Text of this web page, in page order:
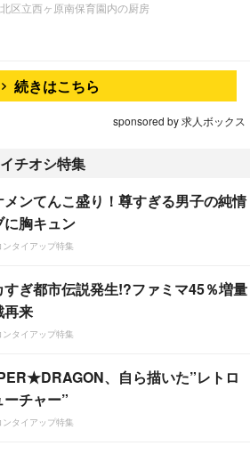
区立西ヶ原南保育園内の厨房
続きはこちら
sponsored by 求人ボックス
チオシ特集
メンてんこ盛り！尊すぎる男子の純情
に胸キュン
ンタイアップ特集
すぎ都市伝説発生!?ファミマ45％増量
再来
ンタイアップ特集
、自ら描いた”レトロ
ーチャー”
ンタイアップ特集